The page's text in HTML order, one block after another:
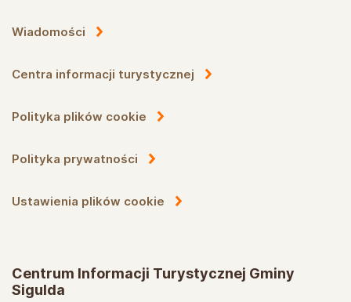
Wiadomości
Centra informacji turystycznej
Polityka plików cookie
Polityka prywatności
Ustawienia plików cookie
Centrum Informacji Turystycznej Gminy
Sigulda